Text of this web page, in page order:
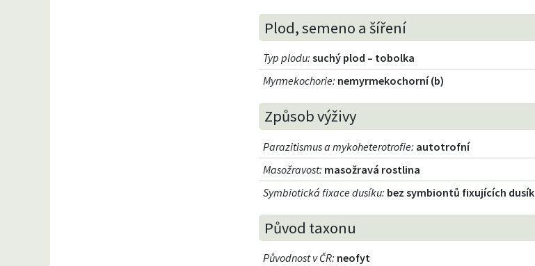
Plod, semeno a šíření
Typ plodu: suchý plod – tobolka
Myrmekochorie: nemyrmekochorní (b)
Způsob výživy
Parazitismus a mykoheterotrofie: autotrofní
Masožravost: masožravá rostlina
Symbiotická fixace dusíku: bez symbiontů fixujících dusík
Původ taxonu
Původnost v ČR: neofyt